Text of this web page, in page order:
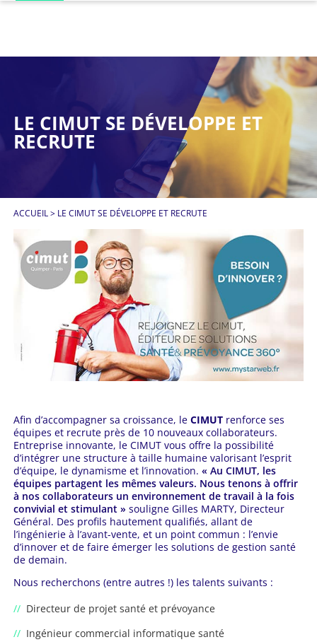
LE CIMUT SE DÉVELOPPE ET
RECRUTE
ACCUEIL> LE CIMUT SE DÉVELOPPE ET RECRUTE
Afin d’accompagner sa croissance, le CIMUT renforce ses
équipes et recrute près de 10 nouveaux collaborateurs.
Entreprise innovante, le CIMUT vous offre la possibilité
d’intégrer une structure à taille humaine valorisant l’esprit
d’équipe, le dynamisme et l’innovation. « Au CIMUT, les
équipes partagent les mêmes valeurs. Nous tenons à offrir
à nos collaborateurs un environnement de travail à la fois
convivial et stimulant » souligne Gilles MARTY, Directeur
Général. Des profils hautement qualifiés, allant de
l’ingénierie à l’avant-vente, et un point commun : l’envie
d’innover et de faire émerger les solutions de gestion santé
de demain.
Nous recherchons (entre autres !) les talents suivants :
Directeur de projet santé et prévoyance
Ingénieur commercial informatique santé